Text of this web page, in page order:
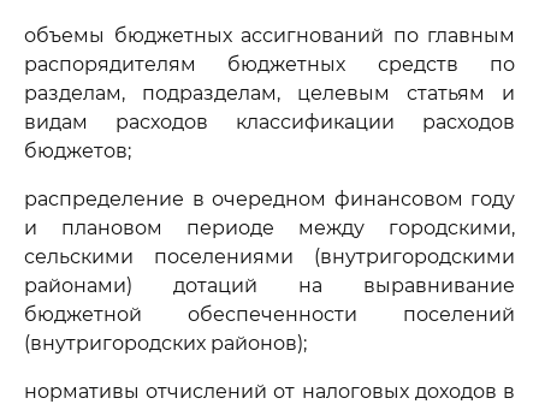
объемы бюджетных ассигнований по главным
распорядителям бюджетных средств по
разделам, подразделам, целевым статьям и
видам расходов классификации расходов
бюджетов;
распределение в очередном финансовом году
и плановом периоде между городскими,
сельскими поселениями (внутригородскими
районами) дотаций на выравнивание
бюджетной обеспеченности поселений
(внутригородских районов);
нормативы отчислений от налоговых доходов в